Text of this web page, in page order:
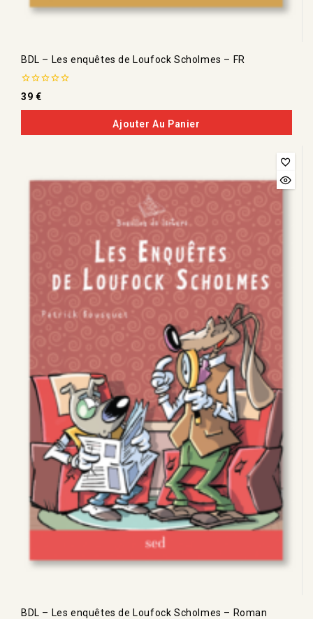
BDL – Les enquêtes de Loufock Scholmes – FR
0
de
5
39 €
Ajouter Au Panier
BDL – Les enquêtes de Loufock Scholmes – Roman